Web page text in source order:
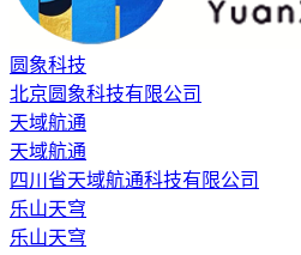
圆象科技
北京圆象科技有限公司
天域航通
天域航通
四川省天域航通科技有限公司
乐山天穹
乐山天穹